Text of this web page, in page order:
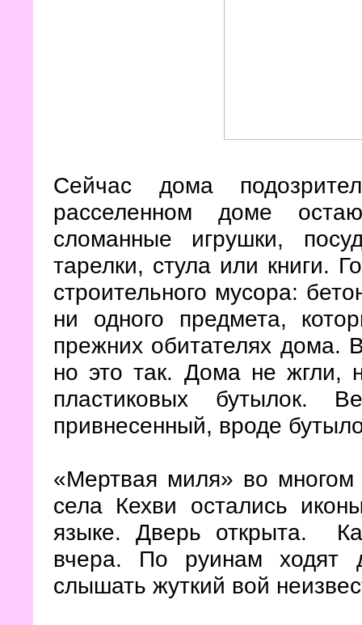
Сейчас дома
расселенном доме
сломанные игрушки,
тарелки, стула или книги.
строительного мусора:
ни одного предмета,
прежних обитателях дома.
но это так. Дома не жгли,
пластиковых бутылок.
привнесенный, вроде
«Мертвая миля» во
села Кехви остались
языке. Дверь открыта.
вчера. По руинам ходят
слышать жуткий вой